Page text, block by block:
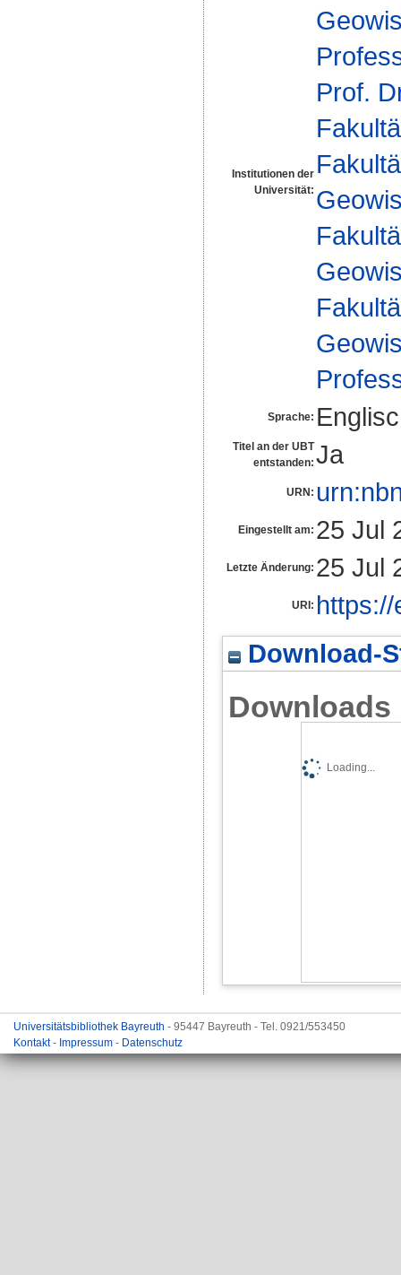
Institutionen der
Universität:
Prof.
Sprache:
Titel an der UBT
entstanden: Ja
URN:
Eingestellt am: 25 Jul
Letzte Änderung: 25 Jul
URI:
Download-
Downloads
Loading...
Universitätsbibliothek Bayreuth - 95447 Bayreuth - Tel. 0921/553450
Kontakt- Impressum - Datenschutz